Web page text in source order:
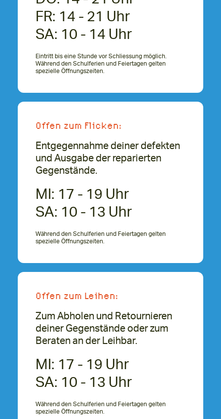
FR: 14 - 21 Uhr
SA: 10 - 14 Uhr
Eintritt bis eine Stunde vor Schliessung möglich.
Während den Schulferien und Feiertagen gelten
spezielle Öffnungszeiten
Offen zum Flicken:
Entgegennahme deiner defekten
und Ausgabe der reparierten
Gegenstände.
MI: 17 - 19 Uhr
SA: 10 - 13 Uhr
Während den Schulferien und Feiertagen gelten
spezielle Öffnungszeiten
Offen zum Leihen:
Zum Abholen und Retournieren
deiner Gegenstände oder zum
Beraten an der Leihbar.
MI: 17 - 19 Uhr
SA: 10 - 13 Uhr
Während den Schulferien und Feiertagen gelten
spezielle Öffnungszeiten